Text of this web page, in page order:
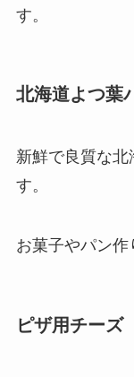
す。
北海道よつ葉
新鮮で良質な
す。
お菓子やパン作
ピザ用チーズ